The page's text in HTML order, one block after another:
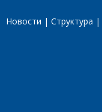
Новости Структура